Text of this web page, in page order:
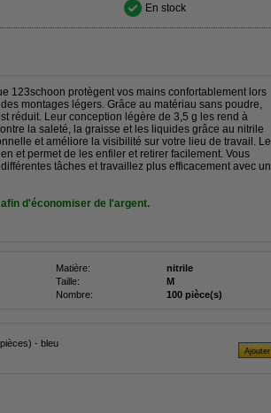
En stock
123schoon protègent vos mains confortablement lors
montages légers. Grâce au matériau sans poudre,
réduit. Leur conception légère de 3,5 g les rend à
la saleté, la graisse et les liquides grâce au nitrile
et améliore la visibilité sur votre lieu de travail. Le
et permet de les enfiler et retirer facilement. Vous
tâches et travaillez plus efficacement avec un
d'économiser de l'argent.
Matière:
nitrile
Taille:
M
Nombre: 100 pièce(s)
- bleu